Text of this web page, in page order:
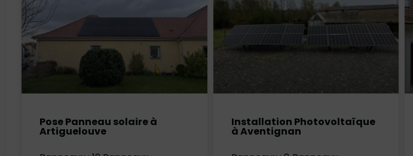
Pose Panneau solaire à
Artiguelouve
Installation Photovoltaïque
à Aventignan